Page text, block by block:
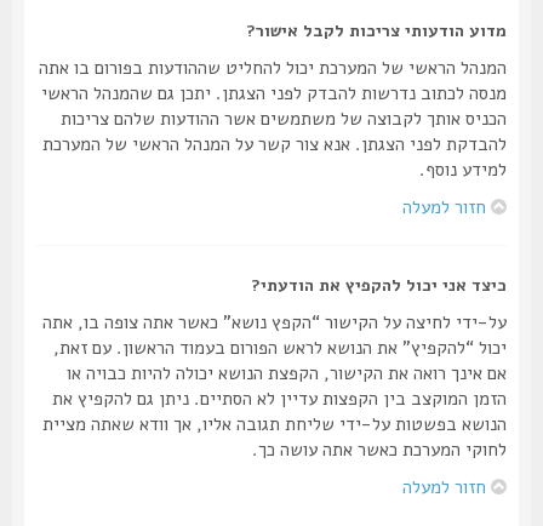
מדוע הודעותי צריכות לקבל אישור?
המנהל הראשי של המערכת יכול להחליט שההודעות בפורום בו אתה
מנסה לכתוב נדרשות להבדק לפני הצגתן. יתכן גם שהמנהל הראשי
הכניס אותך לקבוצה של משתמשים אשר ההודעות שלהם צריכות
להבדקת לפני הצגתן. אנא צור קשר על המנהל הראשי של המערכת
למידע נוסף.
חזור למעלה
כיצד אני יכול להקפיץ את הודעתי?
על-ידי לחיצה על הקישור “הקפץ נושא” כאשר אתה צופה בו, אתה
יכול “להקפיץ” את הנושא לראש הפורום בעמוד הראשון. עם זאת,
אם אינך רואה את הקישור, הקפצת הנושא יכולה להיות כבויה או
הזמן המוקצב בין הקפצות עדיין לא הסתיים. ניתן גם להקפיץ את
הנושא בפשטות על-ידי שליחת תגובה אליו, אך וודא שאתה מציית
לחוקי המערכת כאשר אתה עושה כך.
חזור למעלה